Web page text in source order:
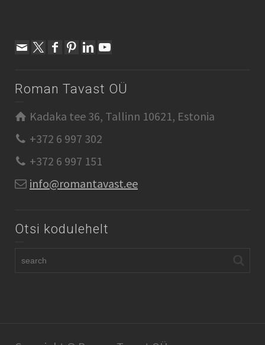
Roman Tavast OÜ
Kadaka tee 36, Tallinn 10621, Estonia
+372 6 997 302
+372 6 997 151
info@romantavast.ee
Otsi kodulehelt